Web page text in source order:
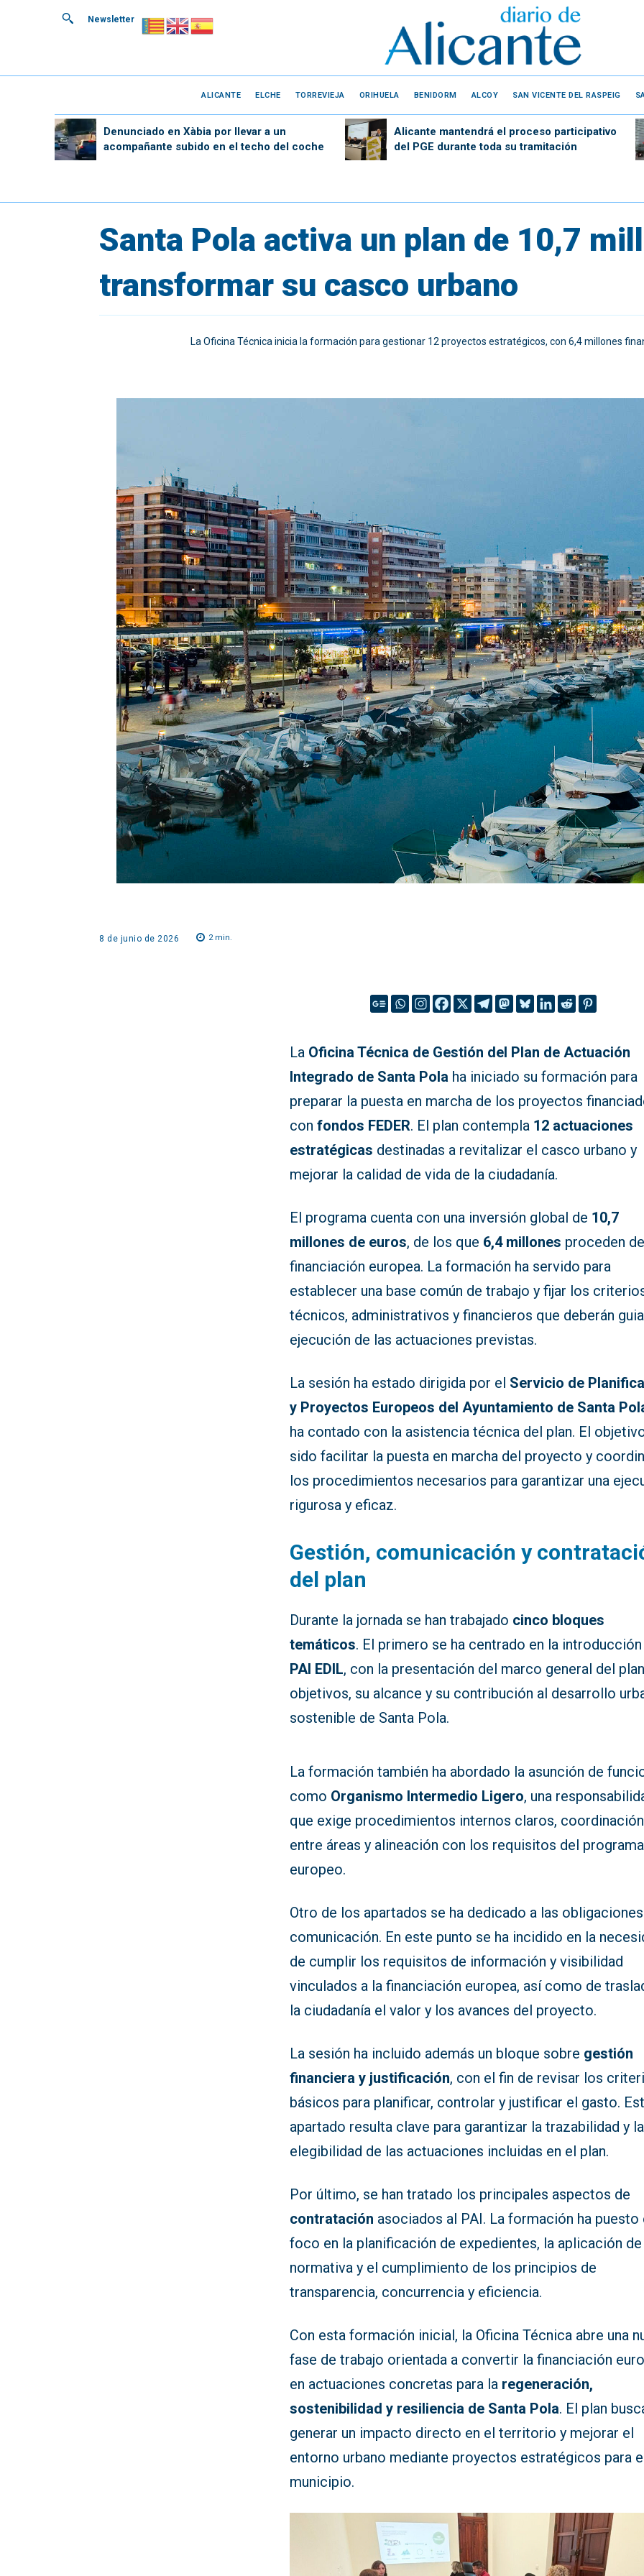
Newsletter
ALICANTE ELCHE TORREVIEJA ORIHUELA BENIDORM ALCOY SAN VICENTE DEL RASPEIG
Denunciado en Xàbia por llevar a un
acompañante subido en el techo del coche
Alicante mantendrá el proceso participativo
del PGE durante toda su tramitación
Santa Pola activa un plan de 10,7
transformar su casco urbano
La Oficina Técnica inicia la formación para gestionar 12 proyectos estratégicos, con 6,4 millones
8 de junio de 2026 2min.
La Oficina Técnica de Gestión del Plan de Actuación
Integrado de Santa Pola ha iniciado su formación para
preparar la puesta en marcha de los proyectos
confondos FEDER. El plan contempla 12 actuaciones
estratégicas destinadas a revitalizar el casco urbano y
mejorar la calidad de vida de la ciudadanía.
El programa cuenta con una inversión global de 10,7
millones de euros, de los que 6,4 millones proceden de
financiación europea. La formación ha servido para
establecer una base común de trabajo y fijar los
técnicos, administrativos y financieros que deberán
ejecución de las actuaciones previstas.
La sesión ha estado dirigida por el Servicio de
y Proyectos Europeos del Ayuntamiento de Santa
ha contado con la asistencia técnica del plan. El
sido facilitar la puesta en marcha del proyecto y
los procedimientos necesarios para garantizar una
rigurosa y eficaz.
Gestión, comunicación y
del plan
Durante la jornada se han trabajado cinco bloques
temáticos. El primero se ha centrado en la introducción
PAI EDIL, con la presentación del marco general del
objetivos, su alcance y su contribución al desarrollo
sostenible de Santa Pola.
La formación también ha abordado la asunción de
como Organismo Intermedio Ligero, una
que exige procedimientos internos claros, coordinación
entre áreas y alineación con los requisitos del programa
europeo.
Otro de los apartados se ha dedicado a las
comunicación. En este punto se ha incidido en la
de cumplir los requisitos de información y visibilidad
vinculados a la financiación europea, así como de
la ciudadanía el valor y los avances del proyecto.
La sesión ha incluido además un bloque sobre gestión
financiera y justificación, con el fin de revisar los
básicos para planificar, controlar y justificar el gasto.
apartado resulta clave para garantizar la trazabilidad y la
elegibilidad de las actuaciones incluidas en el plan.
Por último, se han tratado los principales aspectos de
contratación asociados al PAI. La formación ha puesto
foco en la planificación de expedientes, la aplicación
normativa y el cumplimiento de los principios de
transparencia, concurrencia y eficiencia.
Con esta formación inicial, la Oficina Técnica abre una
fase de trabajo orientada a convertir la financiación
en actuaciones concretas para la regeneración,
sostenibilidad y resiliencia de Santa Pola. El plan
generar un impacto directo en el territorio y mejorar el
entorno urbano mediante proyectos estratégicos para
municipio.